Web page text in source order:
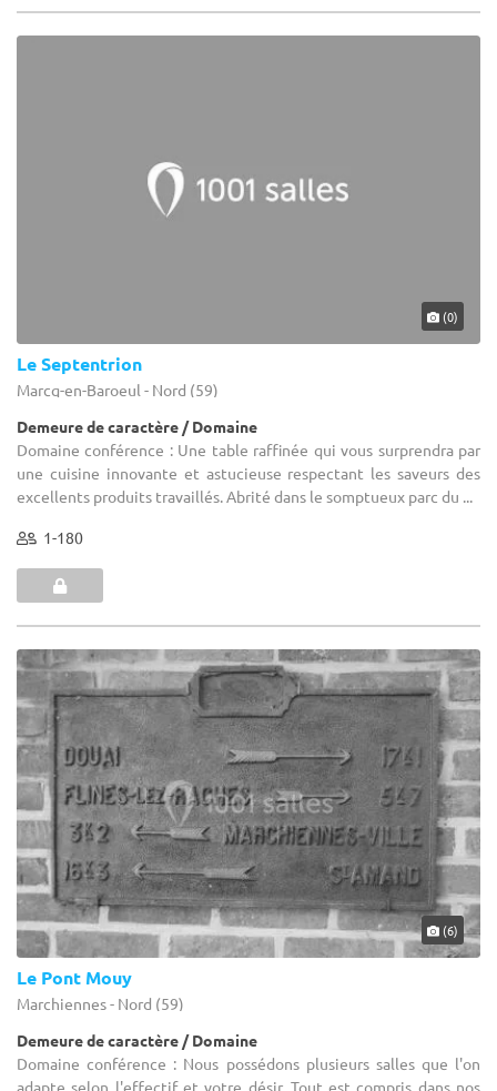
(0)
Le Septentrion
Marcq-en-Baroeul - Nord (59)
Demeure de caractère / Domaine
Domaine conférence : Une table raffinée qui vous surprendra par
une cuisine innovante et astucieuse respectant les saveurs des
excellents produits travaillés. Abrité dans le somptueux parc du ...
1-180
(6)
Le Pont Mouy
Marchiennes - Nord (59)
Demeure de caractère / Domaine
Domaine conférence : Nous possédons plusieurs salles que l'on
adapte selon l'effectif et votre désir. Tout est compris dans nos